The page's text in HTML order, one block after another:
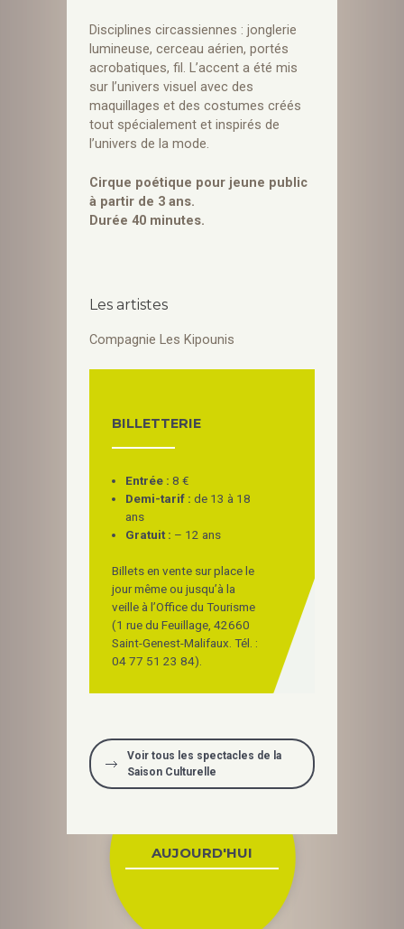
Disciplines circassiennes : jonglerie
lumineuse, cerceau aérien, portés
acrobatiques, fil. L’accent a été mis
sur l’univers visuel avec des
maquillages et des costumes créés
tout spécialement et inspirés de
l’univers de la mode.
Cirque poétique pour jeune public
à partir de 3 ans.
Durée 40 minutes.
Les artistes
Compagnie Les Kipounis
BILLETTERIE
Entrée : 8 €
Demi-tarif : de 13 à 18
ans
Gratuit : – 12 ans
Billets en vente sur place le
jour même ou jusqu’à la
veille à l’Office du Tourisme
(1 rue du Feuillage, 42660
Saint-Genest-Malifaux. Tél. :
04 77 51 23 84).
Voir tous les spectacles de la
Saison Culturelle
AUJOURD'HUI